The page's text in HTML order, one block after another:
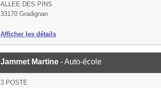
ALLEE DES PINS
33170 Gradignan
Afficher les détails
Jammet Martine - Auto-école
3 POSTE